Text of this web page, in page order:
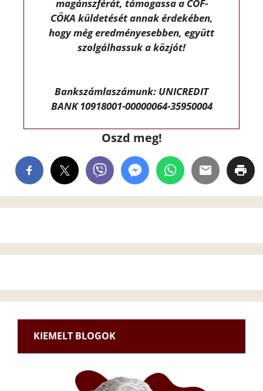
magánszférát, támogassa a CÖF-
CÖKA küldetését annak érdekében,
hogy még eredményesebben, együtt
szolgálhassuk a közjót!
Bankszámlaszámunk: UNICREDIT
BANK 10918001-00000064-35950004
Oszd meg!
KIEMELT BLOGOK